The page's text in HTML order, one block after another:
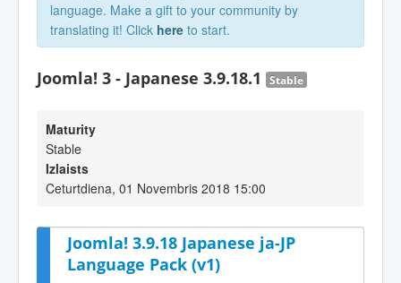
language. Make a gift to your community by
translating it! Click here to start.
Joomla! 3 - Japanese 3.9.18.1 Stable
Maturity
Stable
Izlaists
Ceturtdiena, 01 Novembris 2018 15:00
Joomla! 3.9.18 Japanese ja-JP
Language Pack (v1)